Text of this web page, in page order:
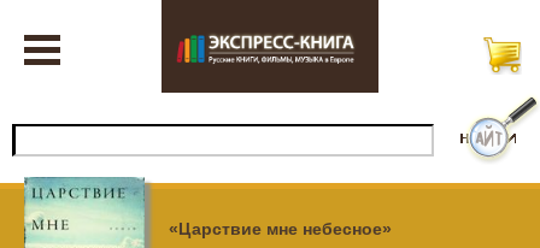
«Царствие мне небесное»